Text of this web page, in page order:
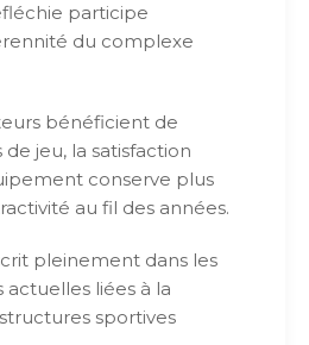
participe
du complexe
bénéficient de
jeu, la satisfaction
conserve plus
au fil des années.
pleinement dans les
liées à la
sportives